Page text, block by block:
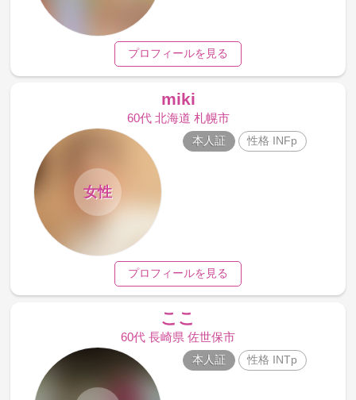
プロフィールを見る
miki
60代 北海道 札幌市
女性
本人証 性格 INFp
プロフィールを見る
ここ
60代 長崎県 佐世保市
本人証 性格 INTp